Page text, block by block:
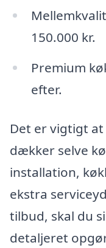
150.000 kr.
Premium
efter.
Det er vigtigt
dækker selve
installation,
ekstra
tilbud, skal du
detaljeret